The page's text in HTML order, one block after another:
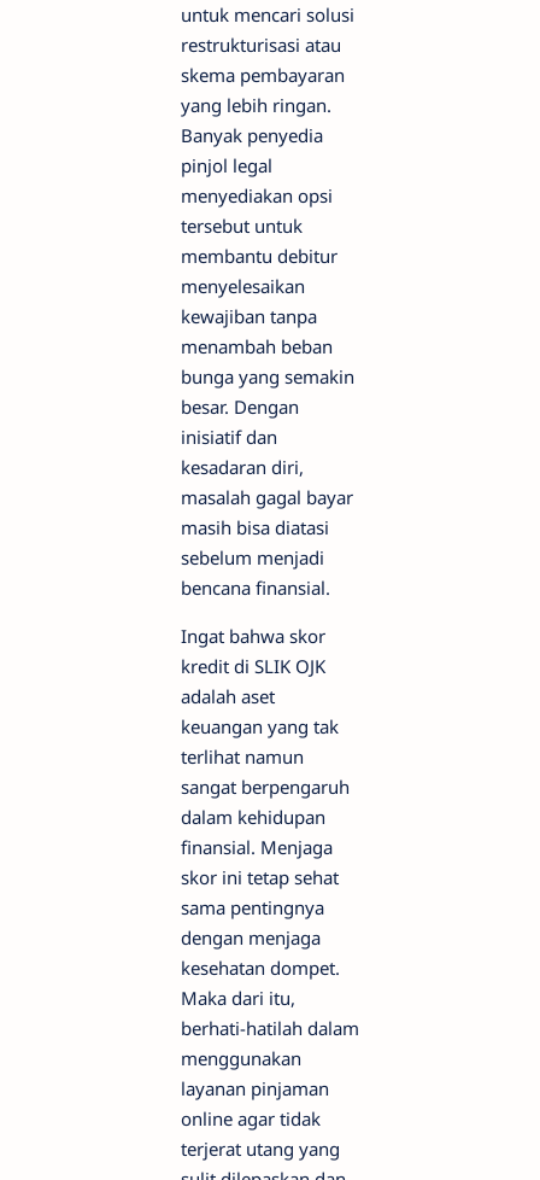
untuk mencari solusi
restrukturisasi atau
skema pembayaran
yang lebih ringan.
Banyak penyedia
pinjol legal
menyediakan opsi
tersebut untuk
membantu debitur
menyelesaikan
kewajiban tanpa
menambah beban
bunga yang semakin
besar. Dengan
inisiatif dan
kesadaran diri,
masalah gagal bayar
masih bisa diatasi
sebelum menjadi
bencana finansial.
Ingat bahwa skor
kredit di SLIK OJK
adalah aset
keuangan yang tak
terlihat namun
sangat berpengaruh
dalam kehidupan
finansial. Menjaga
skor ini tetap sehat
sama pentingnya
dengan menjaga
kesehatan dompet.
Maka dari itu,
berhati-hatilah dalam
menggunakan
layanan pinjaman
online agar tidak
terjerat utang yang